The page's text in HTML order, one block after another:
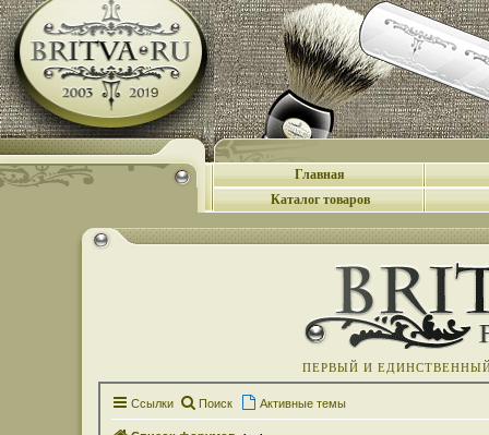
Главная
Каталог товаров
ПЕРВЫЙ И
Ссылки Поиск Активные темы